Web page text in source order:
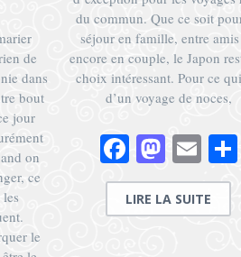
de
dans
bout
jour
on
ce
les
le
du commun. Que ce soit
séjour en famille, entre
encore en couple, le Japon
choix intéressant. Pour ce
d’un voyage de noces,
Facebook
LIRE LA SUITE